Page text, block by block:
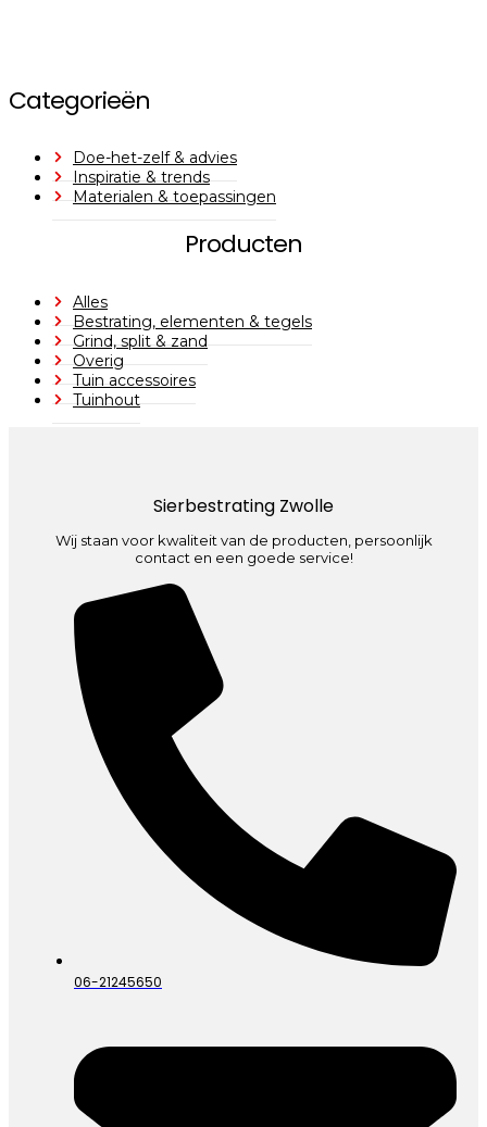
Categorieën
Doe-het-zelf & advies
Inspiratie & trends
Materialen & toepassingen
Producten
Alles
Bestrating, elementen & tegels
Grind, split & zand
Overig
Tuin accessoires
Tuinhout
Sierbestrating Zwolle
Wij staan voor kwaliteit van de producten, persoonlijk
contact en een goede service!
06-21245650